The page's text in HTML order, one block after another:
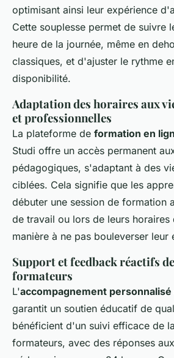
optimisant ainsi leur expérience
Cette souplesse permet de suivre
heure de la journée, même en
classiques, et d'ajuster le rythme
disponibilité.
Adaptation des horaires aux
et professionnelles
La plateforme de formation en
Studi offre un accès permanent
pédagogiques, s'adaptant à des
ciblées. Cela signifie que les
débuter une session de formation
de travail ou lors de leurs horaires
manière à ne pas bouleverser leur
Support et feedback réactifs
formateurs
L'accompagnement personnalisé
garantit un soutien éducatif de
bénéficient d'un suivi efficace de
formateurs, avec des réponses